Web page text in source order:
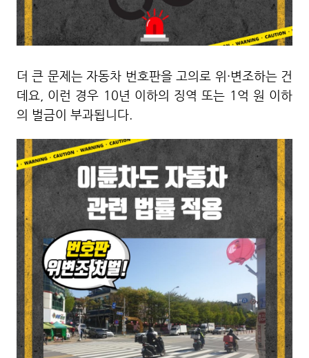
더 큰 문제는 자동차 번호판을 고의로 위·변조하는 건
데요, 이런 경우 10년 이하의 징역 또는 1억 원 이하
의 벌금이 부과됩니다.